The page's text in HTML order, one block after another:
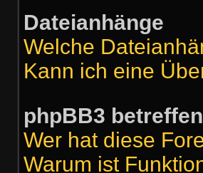
Dateianhänge
Welche
Kann ich eine
phpBB3
Wer hat diese
Warum ist